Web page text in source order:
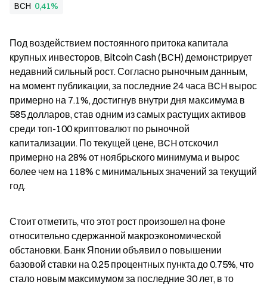
BCH 0,41%
Под воздействием постоянного притока капитала
крупных инвесторов, Bitcoin Cash (BCH) демонстрирует
недавний сильный рост. Согласно рыночным данным,
на момент публикации, за последние 24 часа BCH вырос
примерно на 7.1%, достигнув внутри дня максимума в
585 долларов, став одним из самых растущих активов
среди топ-100 криптовалют по рыночной
капитализации. По текущей цене, BCH отскочил
примерно на 28% от ноябрьского минимума и вырос
более чем на 118% с минимальных значений за текущий
год.
Стоит отметить, что этот рост произошел на фоне
относительно сдержанной макроэкономической
обстановки. Банк Японии объявил о повышении
базовой ставки на 0.25 процентных пункта до 0.75%, что
стало новым максимумом за последние 30 лет, в то